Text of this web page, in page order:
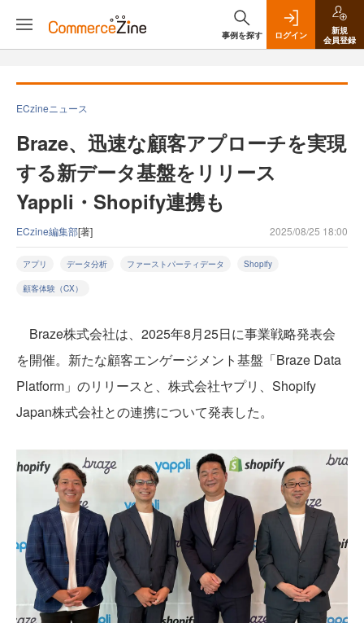
事例を探す ログイン
新規
会員登録
ECzineニュース
Braze、迅速な顧客アプローチを実現
する新データ基盤をリリース
Yappli・Shopify連携も
ECzine編集部[著] 2025/08/25 18:00
アプリ データ分析 ファーストパーティデータ Shopify
顧客体験（CX）
Braze株式会社は、2025年8月25日に事業戦略発表会
を開催。新たな顧客エンゲージメント基盤「Braze Data
Platform」のリリースと、株式会社ヤプリ、Shopify
Japan株式会社との連携について発表した。